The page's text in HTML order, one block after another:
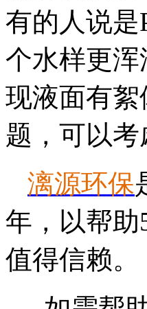
有的人说是
个水样更
现液面有
题，可以
漓源环保
年，以帮
值得信赖。